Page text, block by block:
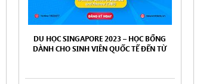
DU HỌC SINGAPORE 2023 – HỌC BỔNG
DÀNH CHO SINH VIÊN QUỐC TẾ ĐẾN TỪ